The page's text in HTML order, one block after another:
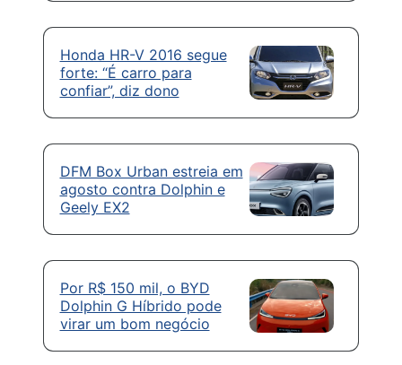
Honda HR-V 2016 segue
forte: “É carro para
confiar”, diz dono
DFM Box Urban estreia em
agosto contra Dolphin e
Geely EX2
Por R$ 150 mil, o BYD
Dolphin G Híbrido pode
virar um bom negócio